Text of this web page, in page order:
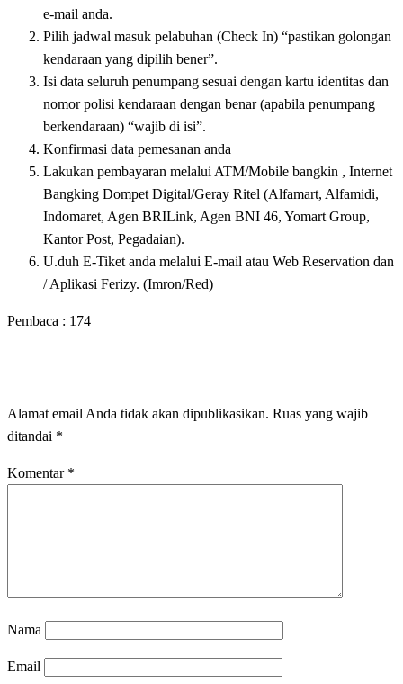
e-mail anda.
Pilih jadwal masuk pelabuhan (Check In) “pastikan golongan
kendaraan yang dipilih bener”.
Isi data seluruh penumpang sesuai dengan kartu identitas dan
nomor polisi kendaraan dengan benar (apabila penumpang
berkendaraan) “wajib di isi”.
Konfirmasi data pemesanan anda
Lakukan pembayaran melalui ATM/Mobile bangkin , Internet
Bangking Dompet Digital/Geray Ritel (Alfamart, Alfamidi,
Indomaret, Agen BRILink, Agen BNI 46, Yomart Group,
Kantor Post, Pegadaian).
U.duh E-Tiket anda melalui E-mail atau Web Reservation dan
/ Aplikasi Ferizy. (Imron/Red)
Pembaca : 174
Alamat email Anda tidak akan dipublikasikan. Ruas yang wajib
ditandai *
Komentar *
Nama
Email